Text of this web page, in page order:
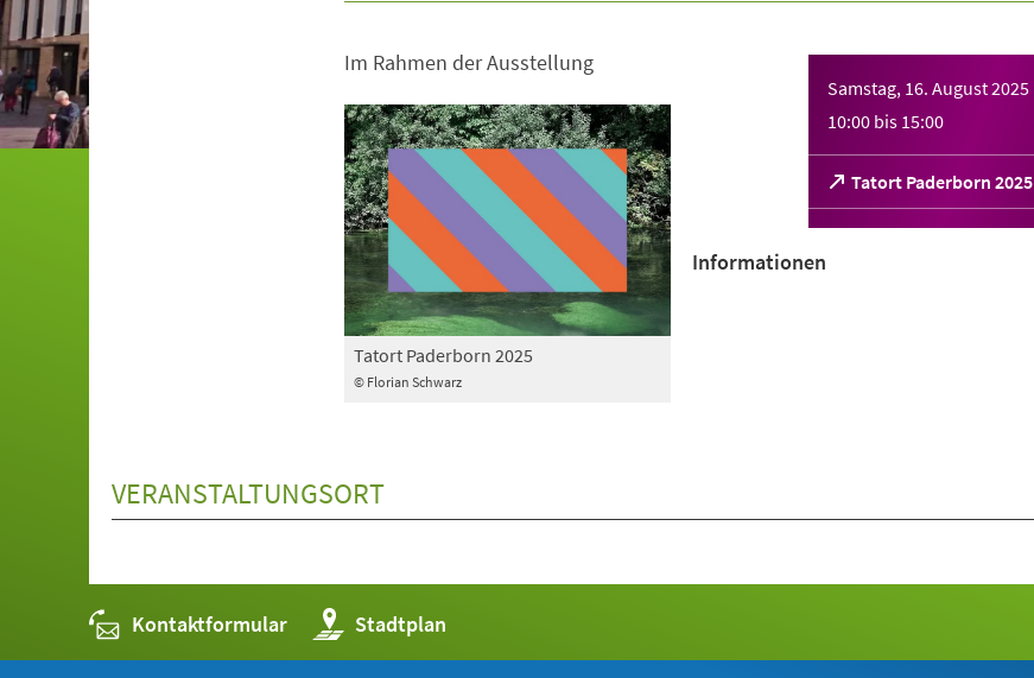
Samstag, 16. August 2025
10:00 bis 15:00
Tatort Paderborn 2025
(Öffnet
in
einem
Im Rahmen der Ausstellung
© Florian Schwarz
Tatort Paderborn 2025
Informationen
VERANSTALTUNGSORT
Kontaktformular Stadtplan
(Öffnet
in
einem